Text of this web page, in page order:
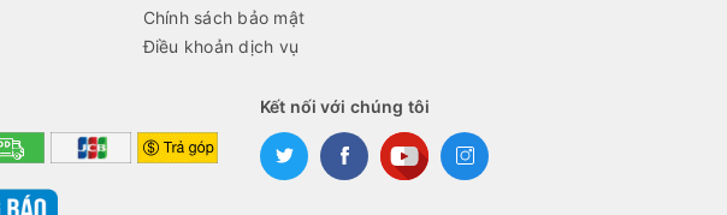
Chính sách bảo mật
Điều khoản dịch vụ
Kết nối với chúng tôi